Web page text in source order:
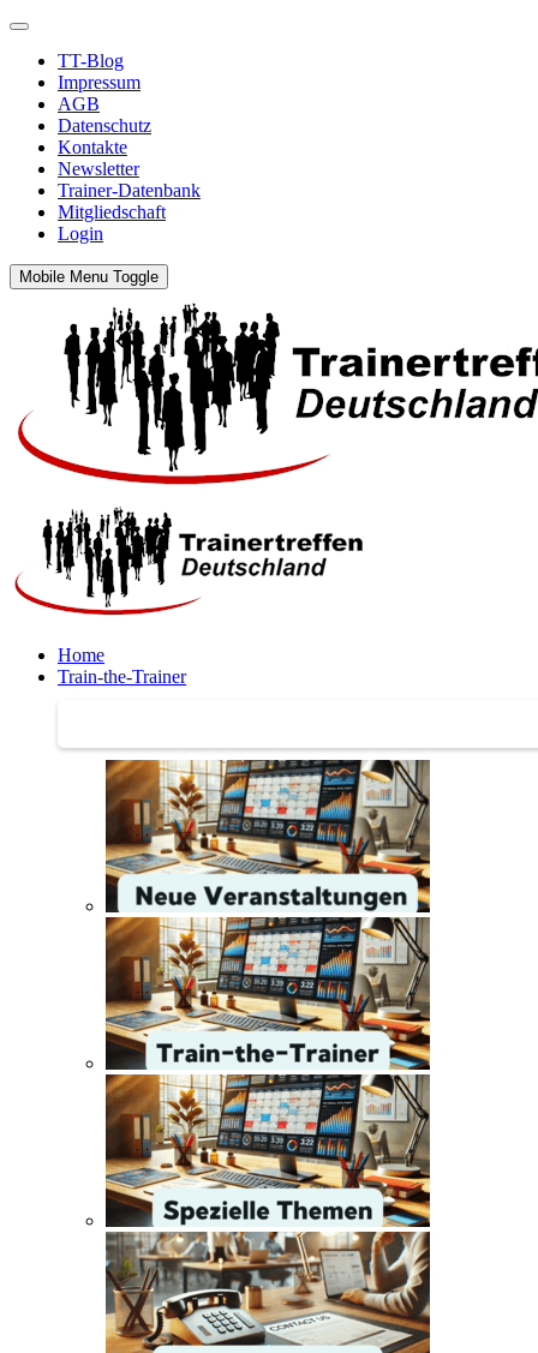
TT-Blog
Impressum
AGB
Datenschutz
Kontakte
Newsletter
Trainer-Datenbank
Mitgliedschaft
Login
Mobile Menu Toggle
Home
Train-the-Trainer